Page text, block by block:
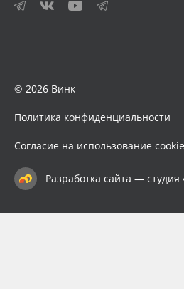
© 2026 Винк
Политика конфиденциальности
Согласие на использование
Разработка сайта — студия